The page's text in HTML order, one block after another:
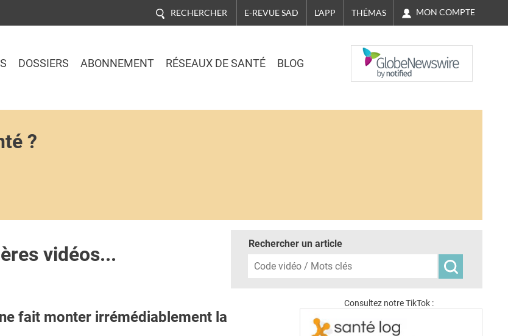
Jump to navigation
RECHERCHER E-REVUE SAD L'APP THÉMAS MON COMPTE
DOSSIERS ABONNEMENT RÉSEAUX DE SANTÉ BLOG
NASDAQ
?
vidéos... Rechercher un article
fait monter irrémédiablement la
Consultez notre TikTok :